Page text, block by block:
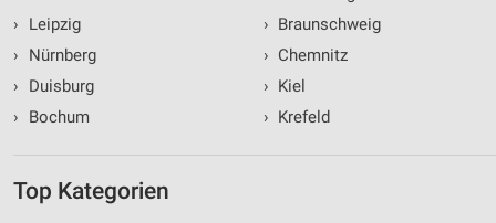
›
Leipzig
›
Nürnberg
›
Duisburg
›
Bochum
› Braunschweig
› Chemnitz
› Kiel
› Krefeld
Top Kategorien